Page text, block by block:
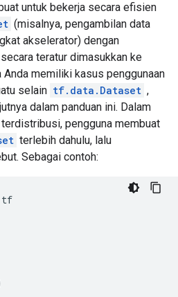
untuk bekerja secara efisien
(misalnya, pengambilan data
akselerator) dengan
teratur dimasukkan ke
memiliki kasus penggunaan
selain tf.data.Dataset ,
dalam panduan ini. Dalam
pengguna membuat
terlebih dahulu, lalu
Sebagai contoh:
tf